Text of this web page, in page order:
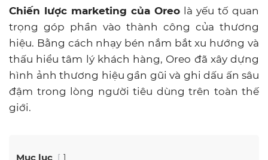
Chiến lược marketing của Oreo là yếu tố quan
trọng góp phần vào thành công của thương
hiệu. Bằng cách nhạy bén nắm bắt xu hướng và
thấu hiểu tâm lý khách hàng, Oreo đã xây dựng
hình ảnh thương hiệu gần gũi và ghi dấu ấn sâu
đậm trong lòng người tiêu dùng trên toàn thế
giới.
Mục lục